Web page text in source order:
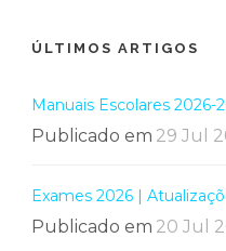
ÚLTIMOS ARTIGOS
Manuais Escolares 2026-
Publicado em 29 Jul
Exames 2026 |
Publicado em 20 Jul